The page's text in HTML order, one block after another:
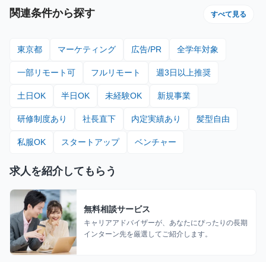
関連条件から探す すべて見る
東京都 マーケティング 広告/PR 全学年対象
一部リモート可 フルリモート 週3日以上推奨
土日OK 半日OK 未経験OK 新規事業
研修制度あり 社長直下 内定実績あり 髪型自由
私服OK スタートアップ ベンチャー
求人を紹介してもらう
無料相談サービス
キャリアアドバイザーが、あなたにぴったりの長期
インターン先を厳選してご紹介します。